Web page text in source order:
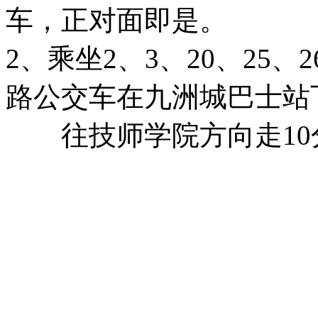
车，正对面即是。
2、乘坐2、3、20、25、
路公交车在九洲城巴士站
往技师学院方向走10